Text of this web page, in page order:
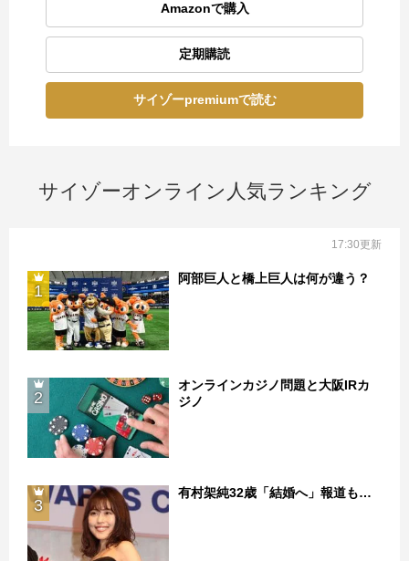
Amazonで購入
定期購読
サイゾーpremiumで読む
サイゾーオンライン人気ランキング
17:30更新
1
阿部巨人と橋上巨人は何が違う？
2
オンラインカジノ問題と大阪IRカ
ジノ
3
有村架純32歳「結婚へ」報道も…